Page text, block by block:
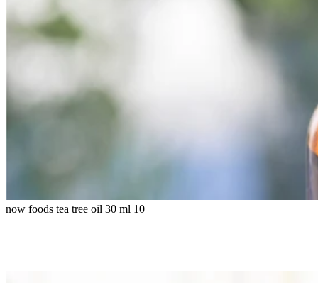
now foods tea tree oil 30 ml 10